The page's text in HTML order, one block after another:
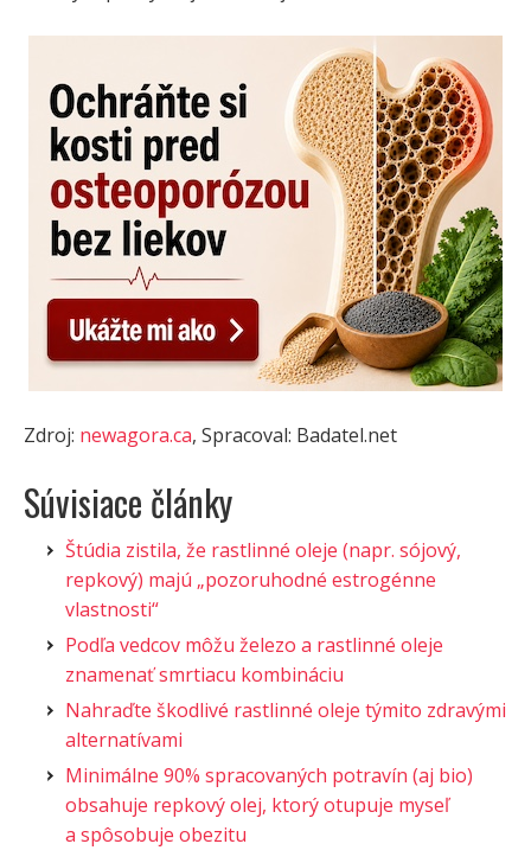
Zdroj: newagora.ca, Spracoval: Badatel.net
Súvisiace články
Štúdia zistila, že rastlinné oleje (napr. sójový,
repkový) majú „pozoruhodné estrogénne
vlastnosti“
Podľa vedcov môžu železo a rastlinné oleje
znamenať smrtiacu kombináciu
Nahraďte škodlivé rastlinné oleje týmito zdravými
alternatívami
Minimálne 90% spracovaných potravín (aj bio)
obsahuje repkový olej, ktorý otupuje myseľ
a spôsobuje obezitu